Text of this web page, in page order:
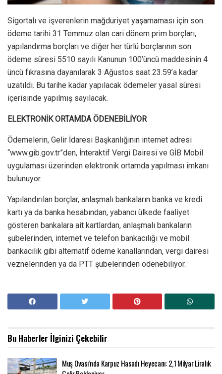
Sigortalı ve işverenlerin mağduriyet yaşamaması için son
ödeme tarihi 31 Temmuz olan cari dönem prim borçları,
yapılandırma borçları ve diğer her türlü borçlarının son
ödeme süresi 5510 sayılı Kanunun 100’üncü maddesinin 4
üncü fıkrasına dayanılarak 3 Ağustos saat 23.59’a kadar
uzatıldı. Bu tarihe kadar yapılacak ödemeler yasal süresi
içerisinde yapılmış sayılacak.
ELEKTRONİK ORTAMDA ÖDENEBİLİYOR
Ödemelerin, Gelir İdaresi Başkanlığının internet adresi
“www.gib.gov.tr”den, ​​​​​​​İnteraktif Vergi Dairesi ve GİB Mobil
uygulaması üzerinden elektronik ortamda yapılması imkanı
bulunuyor.
Yapılandırılan borçlar, anlaşmalı bankaların banka ve kredi
kartı ya da banka hesabından, yabancı ülkede faaliyet
gösteren bankalara ait kartlardan, anlaşmalı bankaların
şubelerinden, internet ve telefon bankacılığı ve mobil
bankacılık gibi alternatif ödeme kanallarından, vergi dairesi
veznelerinden ya da PTT şubelerinden ödenebiliyor.
Bu Haberler İlginizi Çekebilir
Muş Ovası’nda Karpuz Hasadı Heyecanı: 2,1 Milyar Liralık